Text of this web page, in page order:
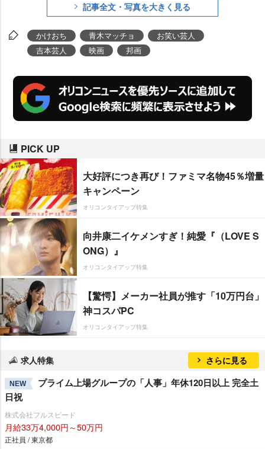
記事全文・写真を大きく見る
かけおち 青木マッチョ
お笑い芸人
吉本芸人
映画 邦画
PICK UP
大好評につき再び！ファミマ名物45％増量
キャンペーン
オリコンタイアップ特集
向井康二イケメンすぎ！純愛『（LOVE S
ONG）』
オリコンタイアップ特集
【驚愕】メーカー社員が推す「10万円台」
神コスパPC
オリコンタイアップ特集
求人特集 さらに見る
NEW
プライム上場グループの「人事」年休120日以上 完全土
日祝
株式会社フルスピード
月給33万4,000円～50万円
正社員 / 東京都